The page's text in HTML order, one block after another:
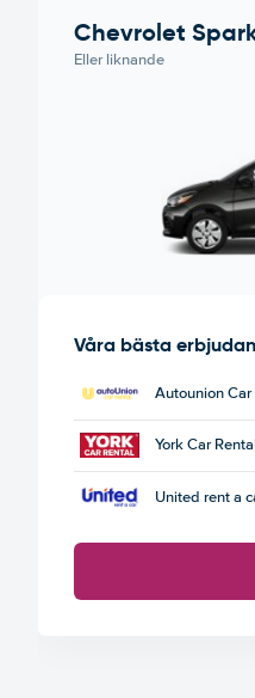
Chevrolet
Eller liknande
Våra bästa
Autounion Car
York Car
United rent a